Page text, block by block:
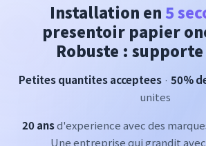
Installation en 5
presentoir papier
Robuste : supporte
Petites quantites acceptees · 50%
unites
20 ansd'experience avec des
Une entreprise qui grandit